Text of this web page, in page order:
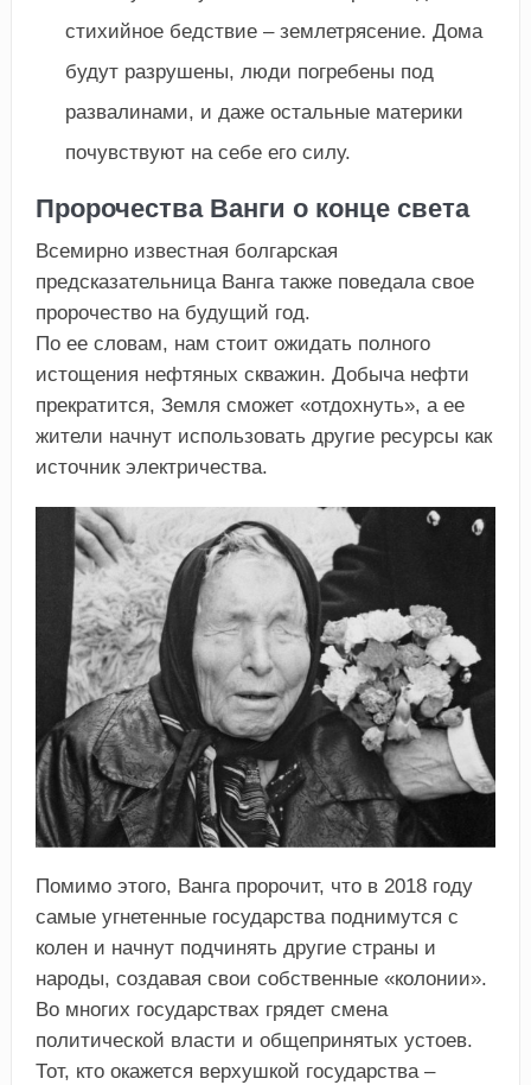
стихийное бедствие – землетрясение. Дома
будут разрушены, люди погребены под
развалинами, и даже остальные материки
почувствуют на себе его силу.
Пророчества Ванги о конце света
Всемирно известная болгарская
предсказательница Ванга также поведала свое
пророчество на будущий год.
По ее словам, нам стоит ожидать полного
истощения нефтяных скважин. Добыча нефти
прекратится, Земля сможет «отдохнуть», а ее
жители начнут использовать другие ресурсы как
источник электричества.
Помимо этого, Ванга пророчит, что в 2018 году
самые угнетенные государства поднимутся с
колен и начнут подчинять другие страны и
народы, создавая свои собственные «колонии».
Во многих государствах грядет смена
политической власти и общепринятых устоев.
Тот, кто окажется верхушкой государства –